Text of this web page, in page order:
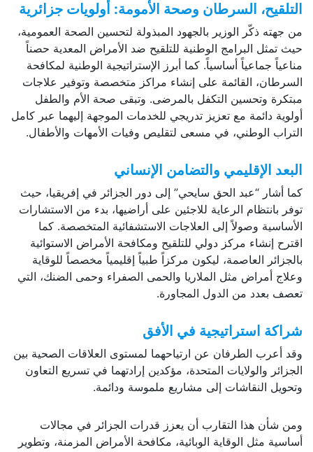
التلقيح، السرطان وصحة الأمومة: أولويات جزائرية
من جهته ذكّر الوزير بالجهود المبذولة لتحسين الصحة العمومية،
حيث تمثل البرامج الوطنية للتلقيح ضد الأمراض المعدية حصناً
مناعياً جماعياً أساسياً. كما أبرز الإستراتيجية الوطنية لمكافحة
السرطان، القائمة على إنشاء مراكز متخصصة وتوفير علاجات
مبتكرة وتحسين التكفل بالمرضى. وتبقى صحة الأم والطفل
أولوية دائمة مع تعزيز تدريجي للخدمات الموجهة إليهما عبر كامل
التراب الوطني، في مسعى لتقليص وفيات الأمهات والأطفال.
البعد الإقليمي والتضامن الإنساني
كما أشار “عبد الحق سايحي” إلى دور الجزائر في إفريقيا، حيث
توفر بانتظام الرعاية للاجئين على أراضيها، بدء من الاستشارات
الأساسية وصولاً إلى العلاجات الاستشفائية المتخصصة. كما
اقترح إنشاء مركز دولي للتلقيح ومكافحة الأمراض الاستوائية
بالجزائر العاصمة، ليكون مركزاً طبياً إقليمياً مخصصاً للوقاية
وعلاج أمراض مثل الملاريا والحمى الصفراء وحمى الضنك، التي
تعصف بعدد من الدول المجاورة.
شراكة استراتيجية في الأفق
وقد أعرب الطرفان عن ارتياحهما لمستوى العلاقات الصحية بين
الجزائر والولايات المتحدة، مؤكدين إرادتهما في تسريع التعاون
وتحويل النقاشات إلى مشاريع ملموسة ودائمة.
ومن شأن هذا التقارب أن يعزز قدرات الجزائر في مجالات
أساسية مثل الوقاية الوبائية، مكافحة الأمراض المزمنة، وتطوير